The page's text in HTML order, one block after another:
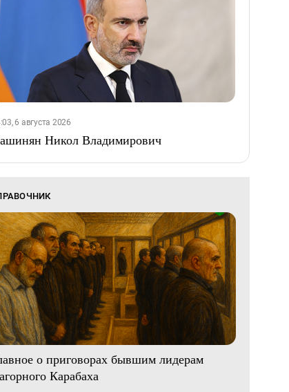
6 августа 2026
Никол Владимирович
о приговорах бывшим лидерам
Карабаха